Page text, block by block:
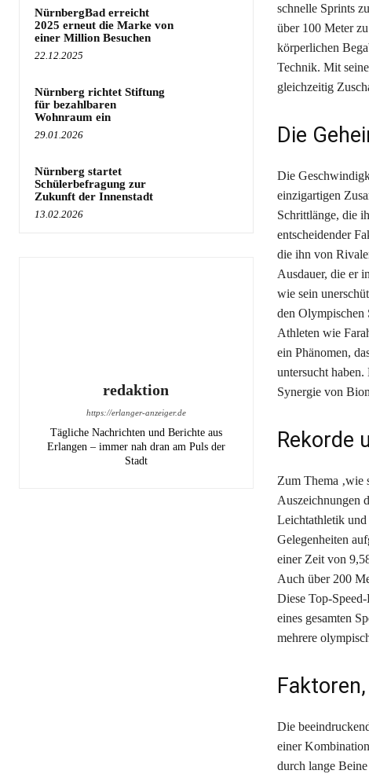
NürnbergBad erreicht
2025 erneut die Marke von
einer Million Besuchen
22.12.2025
Nürnberg richtet Stiftung
für bezahlbaren
Wohnraum ein
29.01.2026
Nürnberg startet
Schülerbefragung zur
Zukunft der Innenstadt
13.02.2026
redaktion
https://erlanger-anzeiger.de
Tägliche Nachrichten und Berichte aus
Erlangen – immer nah dran am Puls der
Stadt
schnelle Sprints
über 100 Meter
körperlichen
Technik. Mit
gleichzeitig
Die
Die
einzigartigen
Schrittlänge, die
entscheidender
die ihn von
Ausdauer, die er
wie sein
den Olympischen
Athleten wie
ein Phänomen,
untersucht
Synergie von
Rekorde
Zum Thema ‚wie
Auszeichnungen
Leichtathletik und
Gelegenheiten
einer Zeit von
Auch über 200
Diese Top-
eines gesamten
mehrere
Die
einer
durch lange